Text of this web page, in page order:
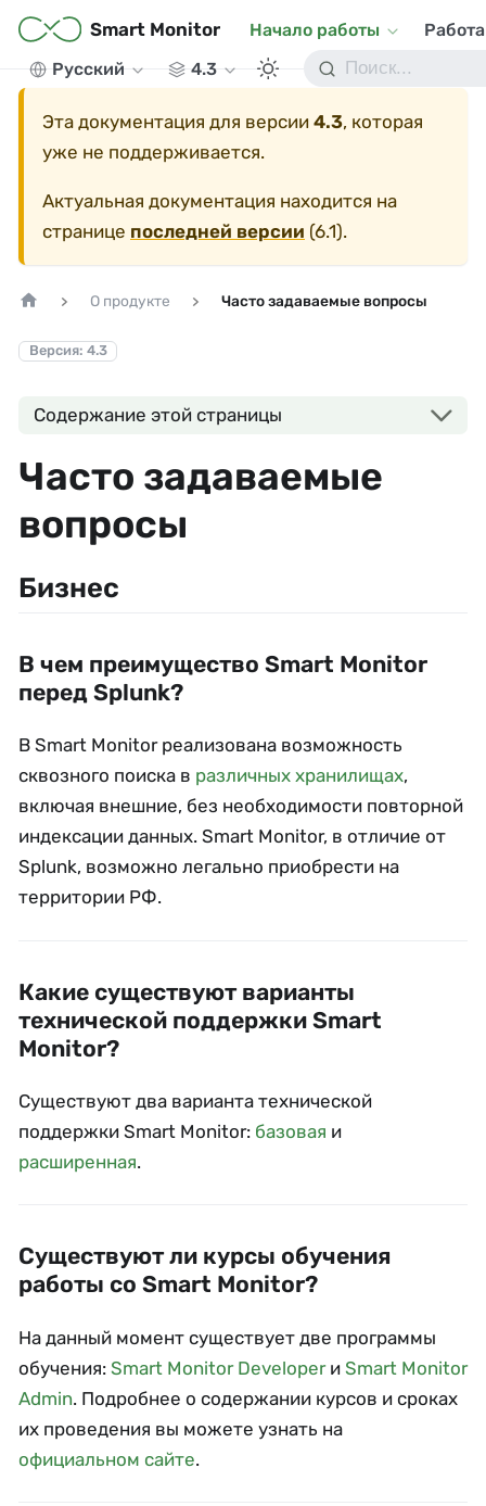
Smart Monitor Начало работы
Русский
4.3
Эта документация для версии 4.3, которая
уже не поддерживается.
Актуальная документация находится на
странице последней версии (6.1).
О продукте Часто задаваемые вопросы
Версия: 4.3
Содержание этой страницы
Часто задаваемые
вопросы
Бизнес
В чем преимущество Smart Monitor
перед Splunk?
В Smart Monitor реализована возможность
сквозного поиска в различных хранилищах,
включая внешние, без необходимости повторной
индексации данных. Smart Monitor, в отличие от
Splunk, возможно легально приобрести на
территории РФ.
Какие существуют варианты
технической поддержки Smart
Monitor?
Существуют два варианта технической
поддержки Smart Monitor: базовая и
расширенная.
Существуют ли курсы обучения
работы со Smart Monitor?
На данный момент существует две программы
обучения: Smart Monitor Developerи Smart Monitor
Admin. Подробнее о содержании курсов и сроках
их проведения вы можете узнать на
официальном сайте.